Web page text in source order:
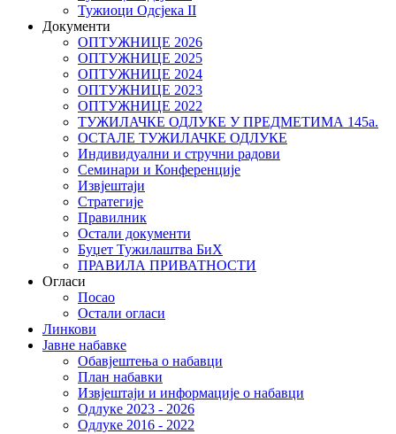
Тужиоци Oдсјекa II
Документи
ОПТУЖНИЦЕ 2026
ОПТУЖНИЦЕ 2025
ОПТУЖНИЦЕ 2024
ОПТУЖНИЦЕ 2023
ОПТУЖНИЦЕ 2022
ТУЖИЛАЧКЕ ОДЛУКЕ У ПРЕДМЕТИМА 145а.
ОСТАЛЕ ТУЖИЛАЧКЕ ОДЛУКЕ
Индивидуални и стручни радови
Семинари и Конференције
Извјештаји
Стратегије
Правилник
Остали документи
Буџет Тужилаштва БиХ
ПРАВИЛА ПРИВАТНОСТИ
Огласи
Посао
Остали огласи
Линкови
Јавне набавке
Обавјештења о набавци
План набавки
Извјештаји и информације о набавци
Одлуке 2023 - 2026
Одлуке 2016 - 2022